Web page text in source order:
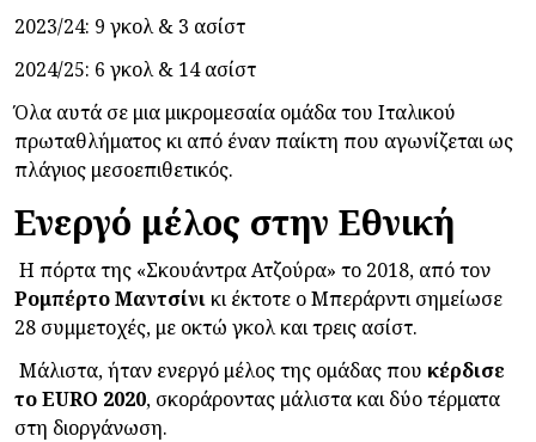
2023/24: 9 γκολ & 3 ασίστ
2024/25: 6 γκολ & 14 ασίστ
Όλα αυτά σε μια μικρομεσαία ομάδα του Ιταλικού
πρωταθλήματος κι από έναν παίκτη που αγωνίζεται ως
πλάγιος μεσοεπιθετικός.
Ενεργό μέλος στην Εθνική
Η πόρτα της «Σκουάντρα Ατζούρα» το 2018, από τον
ΡομπέρτοΜαντσίνι κι έκτοτε ο Μπεράρντι σημείωσε
28 συμμετοχές, με οκτώ γκολ και τρεις ασίστ.
Μάλιστα, ήταν ενεργό μέλος της ομάδας που κέρδισε
το EURO 2020, σκοράροντας μάλιστα και δύο τέρματα
στη διοργάνωση.